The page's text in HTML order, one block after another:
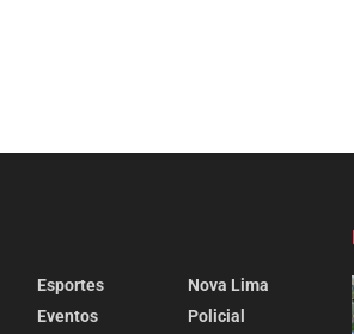
Esportes
Eventos
Nova Lima
Policial